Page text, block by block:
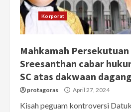
Korporat
Mahkamah
Sreesanthan cabar
SC atas dakwaan
protagoras April 27, 2024
Kisah peguam kontroversi